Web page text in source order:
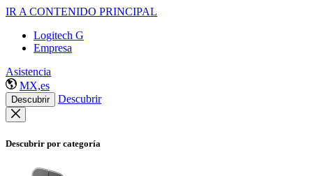
IR A CONTENIDO PRINCIPAL
Logitech G
Empresa
Asistencia
MX,es
Descubrir Descubrir
Descubrir por categoría